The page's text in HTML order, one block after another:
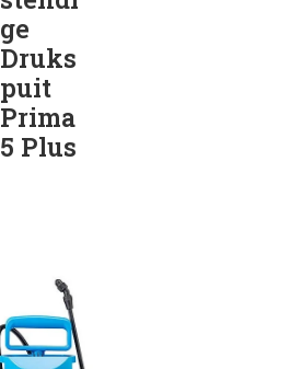
ge
Druks
puit
Prima
5 Plus